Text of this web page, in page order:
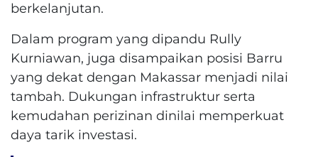
berkelanjutan.
Dalam program yang dipandu Rully
Kurniawan, juga disampaikan posisi Barru
yang dekat dengan Makassar menjadi nilai
tambah. Dukungan infrastruktur serta
kemudahan perizinan dinilai memperkuat
daya tarik investasi.